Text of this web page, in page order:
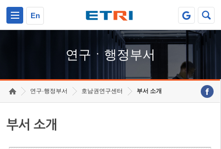
En
연구ㆍ행정부서
연구·행정부서 호남권연구센터 부서 소개
부서 소개